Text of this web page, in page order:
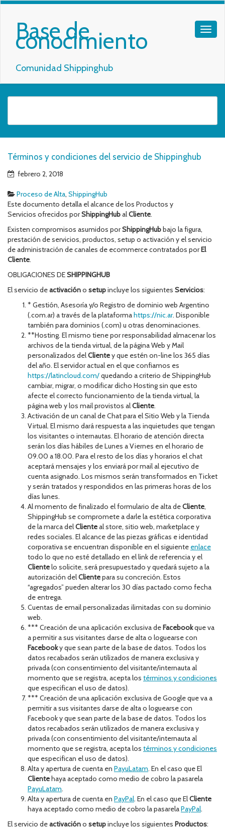
Base de
conocimiento
Comunidad Shippinghub
Términos y condiciones del servicio de Shippinghub
febrero 2, 2018
Proceso de Alta, ShippingHub
Este documento detalla el alcance de los Productos y
Servicios ofrecidos porShippingHubalCliente.
Existen compromisos asumidos porShippingHubbajo la figura,
prestación de servicios, productos, setup o activación y el servicio
de administración de canales de ecommerce contratados porEl
Cliente.
OBLIGACIONES DESHIPPINGHUB
El servicio deactivacióno setupincluye los siguientes Servicios:
* Gestión, Asesoría y/o Registro de dominio web Argentino
(.com.ar) a través de la plataformahttps://nic.ar. Disponible
también para dominios (.com) u otras denominaciones.
**Hosting. El mismo tiene por responsabilidad almacenar los
archivos de la tienda virtual, de la página Web y Mail
personalizados delClientey que estén on-line los 365 días
del año. El servidor actual en el que confiamos es
https://latincloud.com/quedando a criterio de ShippingHub
cambiar, migrar, o modificar dicho Hosting sin que esto
afecte el correcto funcionamiento de la tienda virtual, la
página web y los mail provistos alCliente.
Activación de un canal de Chat para el Sitio Web y la Tienda
Virtual. El mismo dará respuesta a las inquietudes que tengan
los visitantes o internautas. El horario de atención directa
serán los días hábiles de Lunes a Viernes en el horario de
09.00 a 18.00. Para el resto de los días y horarios el chat
aceptará mensajes y los enviará por mail al ejecutivo de
cuenta asignado. Los mismos serán transformados en Ticket
y serán tratados y respondidos en las primeras horas de los
días lunes.
Al momento de finalizado el formulario de alta deCliente,
ShippingHub se compromete a darle la estética corporativa
de la marca delClienteal store, sitio web, marketplace y
redes sociales. El alcance de las piezas gráficas e identidad
corporativa se encuentran disponible en el siguiente enlace
todo lo que no esté detallado en el link de referencia y el
Clientelo solicite, será presupuestado y quedará sujeto a la
autorización delClientepara su concreción. Estos
“agregados” pueden alterar los 30 días pactado como fecha
de entrega.
Cuentas de email personalizadas ilimitadas con su dominio
web.
*** Creación de una aplicación exclusiva deFacebookque va
a permitir a sus visitantes darse de alta o loguearse con
Facebooky que sean parte de la base de datos. Todos los
datos recabados serán utilizados de manera exclusiva y
privada (con consentimiento del visitante/internauta al
momento que se registra, acepta los términos y condiciones
que especifican el uso de datos).
*** Creación de una aplicación exclusiva de Google que va a
permitir a sus visitantes darse de alta o loguearse con
Facebook y que sean parte de la base de datos. Todos los
datos recabados serán utilizados de manera exclusiva y
privada (con consentimiento del visitante/internauta al
momento que se registra, acepta los términos y condiciones
que especifican el uso de datos).
Alta y apertura de cuenta en PayuLatam. En el caso que El
Clientehaya aceptado como medio de cobro la pasarela
PayuLatam.
Alta y apertura de cuenta en PayPal. En el caso que ElCliente
haya aceptado como medio de cobro la pasarelaPayPal.
El servicio deactivacióno setupincluye los siguientes Productos: